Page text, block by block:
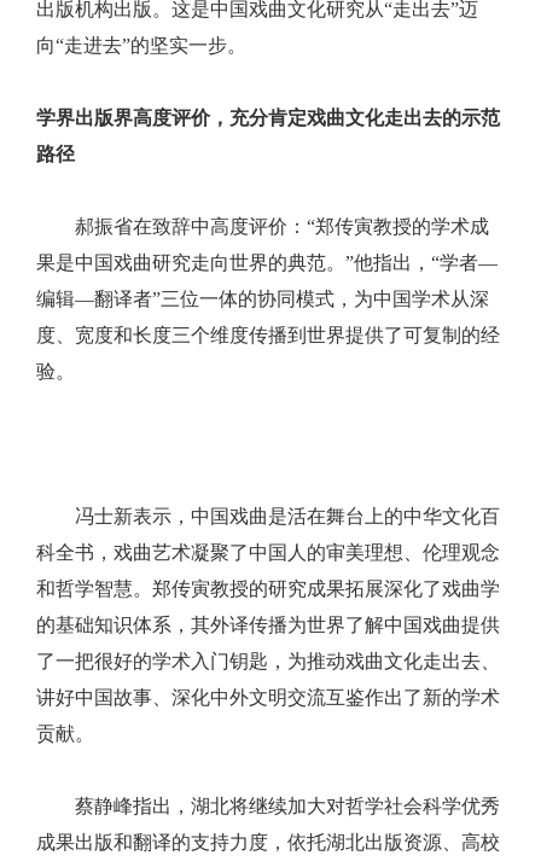
出版机构出版。这是中国戏曲文化研究从“走出去”迈
向“走进去”的坚实一步。
学界出版界高度评价，充分肯定戏曲文化走出去的示范
路径
郝振省在致辞中高度评价：“郑传寅教授的学术成
果是中国戏曲研究走向世界的典范。”他指出，“学者—
编辑—翻译者”三位一体的协同模式，为中国学术从深
度、宽度和长度三个维度传播到世界提供了可复制的经
验。
冯士新表示，中国戏曲是活在舞台上的中华文化百
科全书，戏曲艺术凝聚了中国人的审美理想、伦理观念
和哲学智慧。郑传寅教授的研究成果拓展深化了戏曲学
的基础知识体系，其外译传播为世界了解中国戏曲提供
了一把很好的学术入门钥匙，为推动戏曲文化走出去、
讲好中国故事、深化中外文明交流互鉴作出了新的学术
贡献。
蔡静峰指出，湖北将继续加大对哲学社会科学优秀
成果出版和翻译的支持力度，依托湖北出版资源、高校